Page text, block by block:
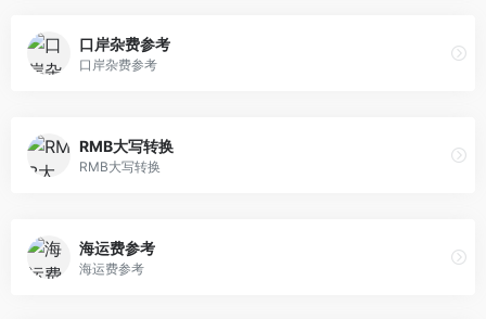
口岸杂费参考
口岸杂费参考
RMB大写转换
RMB大写转换
海运费参考
海运费参考